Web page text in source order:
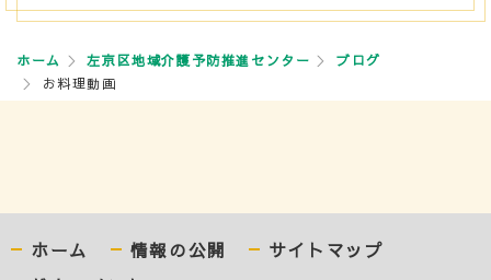
ホーム 左京区地域介護予防推進センター
ブログ
お料理動画
ホーム 情報の公開
サイトマップ